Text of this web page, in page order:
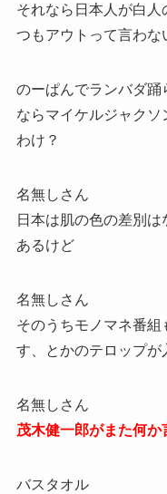
それなら日本人が白
つもアウトって言わな
のーぱんでランバダ踊
ならマイケルジャク
わけ？
名無しさん
日本は肌の色の差別
あるけど
名無しさん
そのうちモノマネ番組
す、とかのテロップが
名無しさん
茂木健一郎がまた何
バスタオル